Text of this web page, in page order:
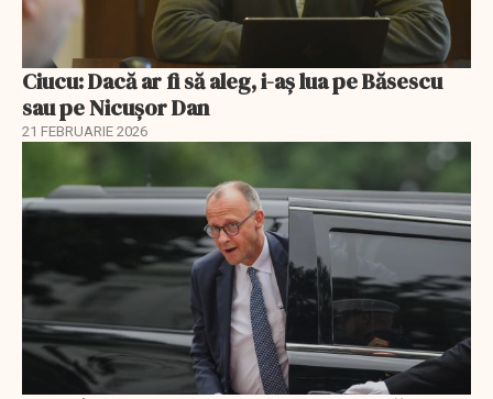
Ciucu: Dacă ar fi să aleg, i-aș lua pe Băsescu
sau pe Nicușor Dan
21 FEBRUARIE 2026